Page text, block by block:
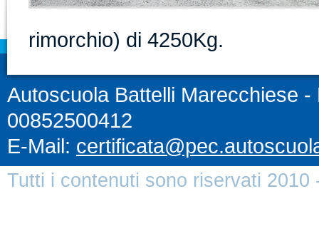
rimorchio) di 4250Kg.
Autoscuola Battelli Marecchiese -
00852500412
E-Mail:
Tutti i contenuti sono riservati 2010